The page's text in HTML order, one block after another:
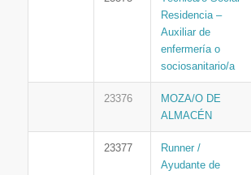
Residencia –
Auxiliar de
enfermería o
sociosanitario/a
23376
MOZA/O DE
ALMACÉN
23377
Runner /
Ayudante de